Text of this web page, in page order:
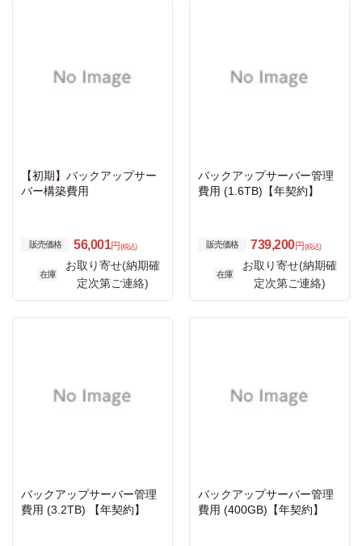
【初期】バックアップサー
バー構築費用
販売価格 56,001円 (税込)
在庫
お取り寄せ(納期確
定次第ご連絡)
バックアップサーバー管理
費用 (1.6TB)【年契約】
販売価格 739,200円 (税込)
在庫
お取り寄せ(納期確
定次第ご連絡)
バックアップサーバー管理
費用 (3.2TB) 【年契約】
バックアップサーバー管理
費用 (400GB)【年契約】